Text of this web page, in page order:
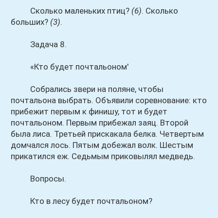
Сколько маленьких птиц? (6). Сколько
больших? (3).
Задача 8.
«Кто будет почтальоном'
Собрались звери на поляне, чтобы
почтальона выбрать. Объявили соревнование: кто
прибежит первым к финишу, тот и будет
почтальоном. Первым прибежал заяц. Второй
была лиса. Третьей прискакала белка. Четвертым
домчался лось. Пятым добежал волк. Шестым
прикатился еж. Седьмым приковылял медведь.
Вопросы.
Кто в лесу будет почтальоном?